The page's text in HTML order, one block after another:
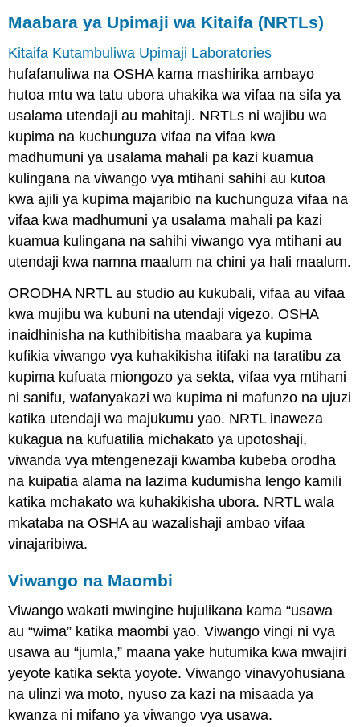
Maabara ya Upimaji wa Kitaifa (NRTLs)
Kitaifa Kutambuliwa Upimaji Laboratories
hufafanuliwa na OSHA kama mashirika ambayo
hutoa mtu wa tatu ubora uhakika wa vifaa na sifa ya
usalama utendaji au mahitaji. NRTLs ni wajibu wa
kupima na kuchunguza vifaa na vifaa kwa
madhumuni ya usalama mahali pa kazi kuamua
kulingana na viwango vya mtihani sahihi au kutoa
kwa ajili ya kupima majaribio na kuchunguza vifaa na
vifaa kwa madhumuni ya usalama mahali pa kazi
kuamua kulingana na sahihi viwango vya mtihani au
utendaji kwa namna maalum na chini ya hali maalum.
ORODHA NRTL au studio au kukubali, vifaa au vifaa
kwa mujibu wa kubuni na utendaji vigezo. OSHA
inaidhinisha na kuthibitisha maabara ya kupima
kufikia viwango vya kuhakikisha itifaki na taratibu za
kupima kufuata miongozo ya sekta, vifaa vya mtihani
ni sanifu, wafanyakazi wa kupima ni mafunzo na ujuzi
katika utendaji wa majukumu yao. NRTL inaweza
kukagua na kufuatilia michakato ya upotoshaji,
viwanda vya mtengenezaji kwamba kubeba orodha
na kuipatia alama na lazima kudumisha lengo kamili
katika mchakato wa kuhakikisha ubora. NRTL wala
mkataba na OSHA au wazalishaji ambao vifaa
vinajaribiwa.
Viwango na Maombi
Viwango wakati mwingine hujulikana kama “usawa
au “wima” katika maombi yao. Viwango vingi ni vya
usawa au “jumla,” maana yake hutumika kwa mwajiri
yeyote katika sekta yoyote. Viwango vinavyohusiana
na ulinzi wa moto, nyuso za kazi na misaada ya
kwanza ni mifano ya viwango vya usawa.